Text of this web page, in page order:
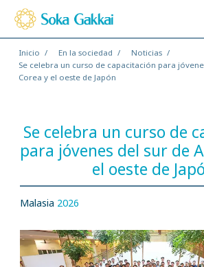
Inicio En la sociedad
Noticias
Se celebra un curso de capacitación para
Corea y el oeste de Japón
Se celebra un curso de
para jóvenes del sur de
el oeste de
Malasia 2026